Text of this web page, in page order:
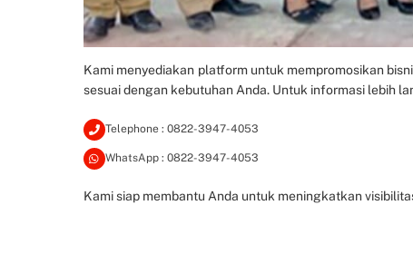
Kami menyediakan platform untuk mempromosikan
sesuai dengan kebutuhan Anda. Untuk informasi lebih
Telephone : 0822-3947-4053
WhatsApp : 0822-3947-4053
Kami siap membantu Anda untuk meningkatkan